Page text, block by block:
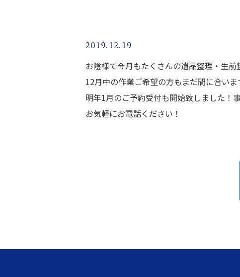
2019.12.19
お陰様で今月もたくさんの遺品整理・生
12月中の作業ご希望の方もまだ間に合い
明年1月のご予約受付も開始致しました！
お気軽にお電話ください！